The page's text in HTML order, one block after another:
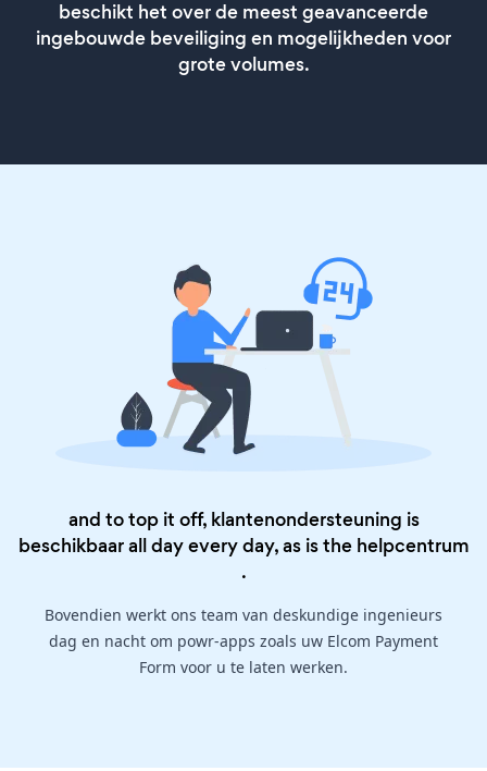
beschikt het over de meest geavanceerde
ingebouwde beveiliging en mogelijkheden voor
grote volumes.
and to top it off, klantenondersteuning is
beschikbaar all day every day, as is the helpcentrum
.
Bovendien werkt ons team van deskundige ingenieurs
dag en nacht om powr-apps zoals uw Elcom Payment
Form voor u te laten werken.